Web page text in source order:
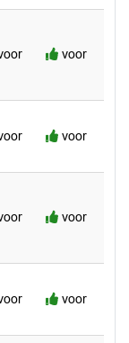
voor
voor
voor
voor